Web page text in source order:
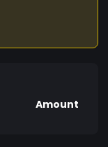
Amount